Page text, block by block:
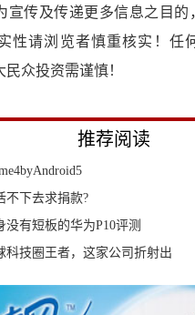
宣传及传递更多信息之目的
性请浏览者慎重核实！任
民众投资需谨慎！
推荐阅读
不下去求捐款?
没有短板的华为P10评测
科技圈王者，这家公司折射出